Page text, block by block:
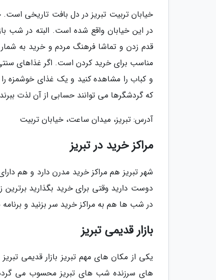
خیابان تربیت تبریز در دل بافت تاریخی است.
در این خیابان واقع شده است. البته در شب
قدم زدن و تماشا فرهنگ مردم و خرید به
مناسب برای خرید کردن است. اگر غذاهای
و کباب را مشاهده کنید و یک غذای خوشمزه
که گردشگرها می توانند حسابی از آن لذت
آدرس: تبریز، میدان ساعت، خیابان تربیت
مراکز خرید در تبریز
شهر تبریز هم مراکز خرید مدرن دارد و هم
دوست دارید وقتی برای خرید بگذارید
در شب ها هم به مراکز خرید سر بزنید و
بازار قدیمی تبریز
یکی از مکان های مهم تبریز بازار قدیمی
های سرزنده شب های تبریز محسوب می گردد.